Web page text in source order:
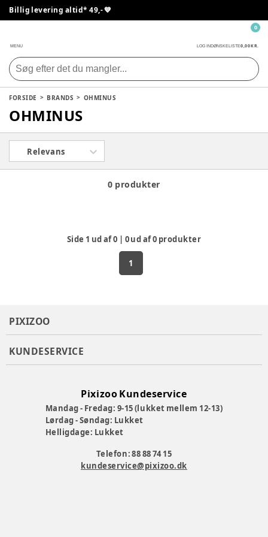
Billig levering altid* 49,- 💙
MENU LOG INDØNSKELISTE0,00 KR.
0
FORSIDE BRANDS OHMINUS
OHMINUS
Relevans
0 produkter
Side 1 ud af0 | 0ud af0 produkter
1
PIXIZOO
KUNDESERVICE
Pixizoo Kundeservice
Mandag - Fredag: 9-15 (lukket mellem 12-13)
Lørdag - Søndag: Lukket
Helligdage: Lukket
Telefon: 88 88 74 15
kundeservice@pixizoo.dk